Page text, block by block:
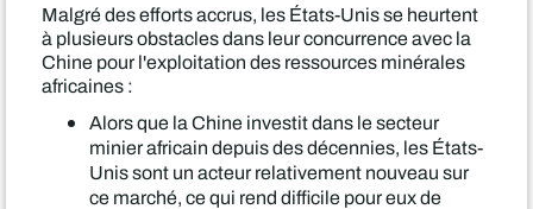
Malgré des efforts accrus, les États-Unis se heurtent
à plusieurs obstacles dans leur concurrence avec la
Chine pour l'exploitation des ressources minérales
africaines :
Alors que la Chine investit dans le secteur
minier africain depuis des décennies, les États-
Unis sont un acteur relativement nouveau sur
ce marché, ce qui rend difficile pour eux de